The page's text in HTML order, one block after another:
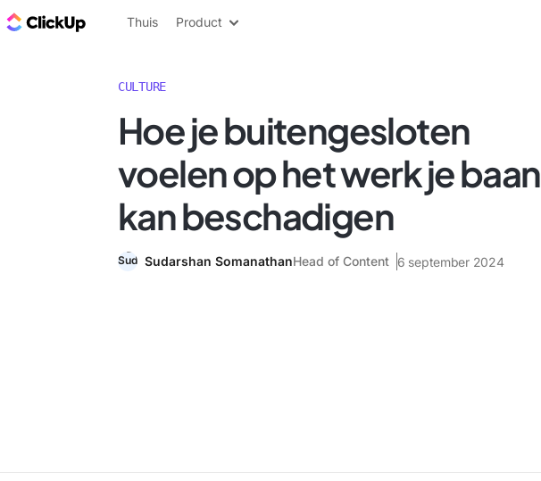
ClickUp Blog
Thuis Product
CULTURE
Hoe je buitengesloten
voelen op het werk je baan
kan beschadigen
Sudarshan SomanathanHead of Content 6 september 2024